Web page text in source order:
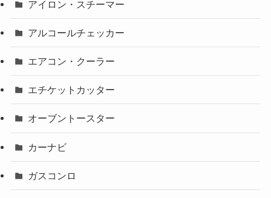
アイロン・スチーマー
アルコールチェッカー
エアコン・クーラー
エチケットカッター
オーブントースター
カーナビ
ガスコンロ